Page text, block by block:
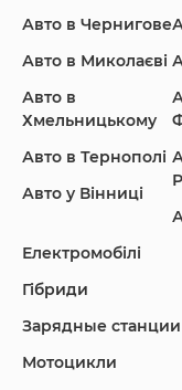
Infiniti
Авто в Чернигове
Авто в Миколаєві
Авто в
Хмельницькому
Авто в Тернополі
Авто у Вінниці
Електромобілі
Гібриди
Зарядные станции
Мотоцикли